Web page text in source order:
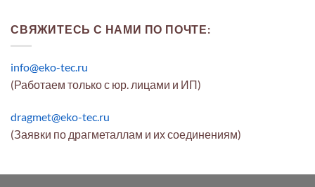
СВЯЖИТЕСЬ С НАМИ ПО ПОЧТЕ:
info@eko-tec.ru
(Работаем только с юр. лицами и ИП)
dragmet@eko-tec.ru
(Заявки по драгметаллам и их соединениям)